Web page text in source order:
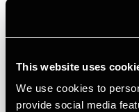
This website uses
We use cookies to
provide social media